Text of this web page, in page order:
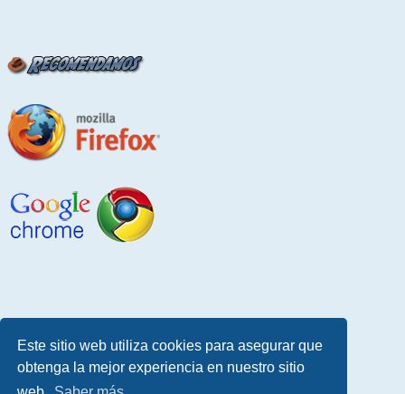
Este sitio web utiliza cookies para asegurar que
obtenga la mejor experiencia en nuestro sitio